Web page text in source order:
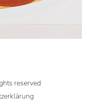
reserved